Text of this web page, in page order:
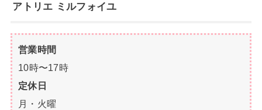
アトリエ ミルフォイユ
営業時間
10時〜17時
定休日
月・火曜